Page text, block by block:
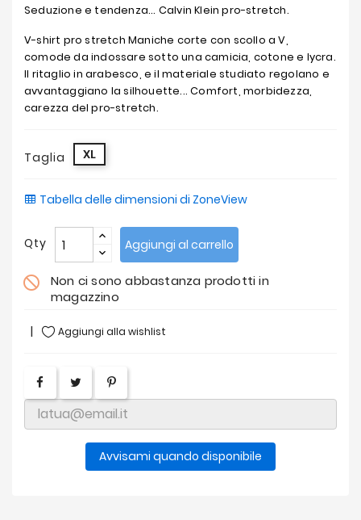
Seduzione e tendenza... Calvin Klein pro-stretch.
V-shirt pro stretch Maniche corte con scollo a V,
comode da indossare sotto una camicia, cotone e lycra.
Il ritaglio in arabesco, e il materiale studiato regolano e
avvantaggiano la silhouette... Comfort, morbidezza,
carezza del pro-stretch.
Taglia XL
Tabella delle dimensioni di ZoneView
Qty Aggiungi al carrello
do_not_disturb
Non ci sono abbastanza prodotti in
magazzino
Aggiungi alla wishlist
Avvisami quando disponibile